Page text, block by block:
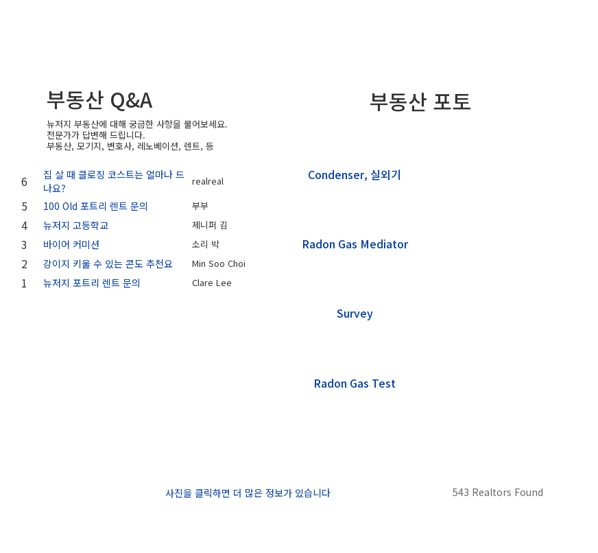
부동산 Q&A
뉴저지 부동산에 대해 궁금한 사항을 물어보세요.
전문가가 답변해 드립니다.
부동산, 모기지, 변호사, 레노베이션, 렌트, 등
6
집 살 때 클로징 코스트는 얼마나 드
나요?
realreal
5 100 Old 포트리 렌트 문의 부부
4 뉴저지 고등학교 제니퍼 김
3 바이어 커미션 소리 박
2 강이지 키울 수 있는 콘도 추천요 Min Soo Choi
1 뉴저지 포트리 렌트 문의 Clare Lee
부동산 포토
Condenser, 실외기
Radon Gas Mediator
Survey
Radon Gas Test
사진을 클릭하면 더 많은 정보가 있습니다 543 Realtors Found